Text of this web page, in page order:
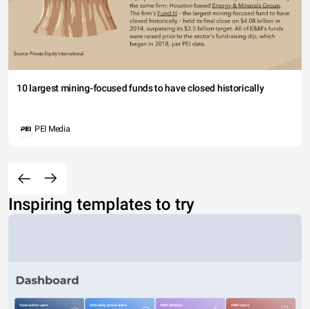
10 largest mining-focused funds to have closed historically
PEI Media
Inspiring templates to try